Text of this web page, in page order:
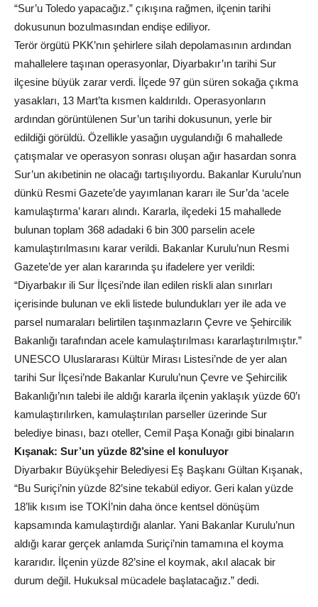
“Sur’u Toledo yapacağız.” çıkışına rağmen, ilçenin tarihi
dokusunun bozulmasından endişe ediliyor.
Terör örgütü PKK’nın şehirlere silah depolamasının ardından
mahallelere taşınan operasyonlar, Diyarbakır’ın tarihi Sur
ilçesine büyük zarar verdi. İlçede 97 gün süren sokağa çıkma
yasakları, 13 Mart’ta kısmen kaldırıldı. Operasyonların
ardından görüntülenen Sur’un tarihi dokusunun, yerle bir
edildiği görüldü. Özellikle yasağın uygulandığı 6 mahallede
çatışmalar ve operasyon sonrası oluşan ağır hasardan sonra
Sur’un akıbetinin ne olacağı tartışılıyordu. Bakanlar Kurulu’nun
dünkü Resmi Gazete’de yayımlanan kararı ile Sur’da ‘acele
kamulaştırma’ kararı alındı. Kararla, ilçedeki 15 mahallede
bulunan toplam 368 adadaki 6 bin 300 parselin acele
kamulaştırılmasını karar verildi. Bakanlar Kurulu’nun Resmi
Gazete’de yer alan kararında şu ifadelere yer verildi:
“Diyarbakır ili Sur İlçesi’nde ilan edilen riskli alan sınırları
içerisinde bulunan ve ekli listede bulundukları yer ile ada ve
parsel numaraları belirtilen taşınmazların Çevre ve Şehircilik
Bakanlığı tarafından acele kamulaştırılması kararlaştırılmıştır.”
UNESCO Uluslararası Kültür Mirası Listesi’nde de yer alan
tarihi Sur İlçesi’nde Bakanlar Kurulu’nun Çevre ve Şehircilik
Bakanlığı’nın talebi ile aldığı kararla ilçenin yaklaşık yüzde 60’ı
kamulaştırılırken, kamulaştırılan parseller üzerinde Sur
belediye binası, bazı oteller, Cemil Paşa Konağı gibi binaların
Kışanak: Sur’un yüzde 82’sine el konuluyor
Diyarbakır Büyükşehir Belediyesi Eş Başkanı Gültan Kışanak,
“Bu Suriçi’nin yüzde 82’sine tekabül ediyor. Geri kalan yüzde
18’lik kısım ise TOKİ’nin daha önce kentsel dönüşüm
kapsamında kamulaştırdığı alanlar. Yani Bakanlar Kurulu’nun
aldığı karar gerçek anlamda Suriçi’nin tamamına el koyma
kararıdır. İlçenin yüzde 82’sine el koymak, akıl alacak bir
durum değil. Hukuksal mücadele başlatacağız.” dedi.